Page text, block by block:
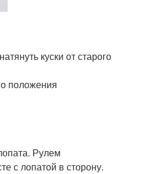
куски от старого
положения
Рулем
с лопатой в сторону.